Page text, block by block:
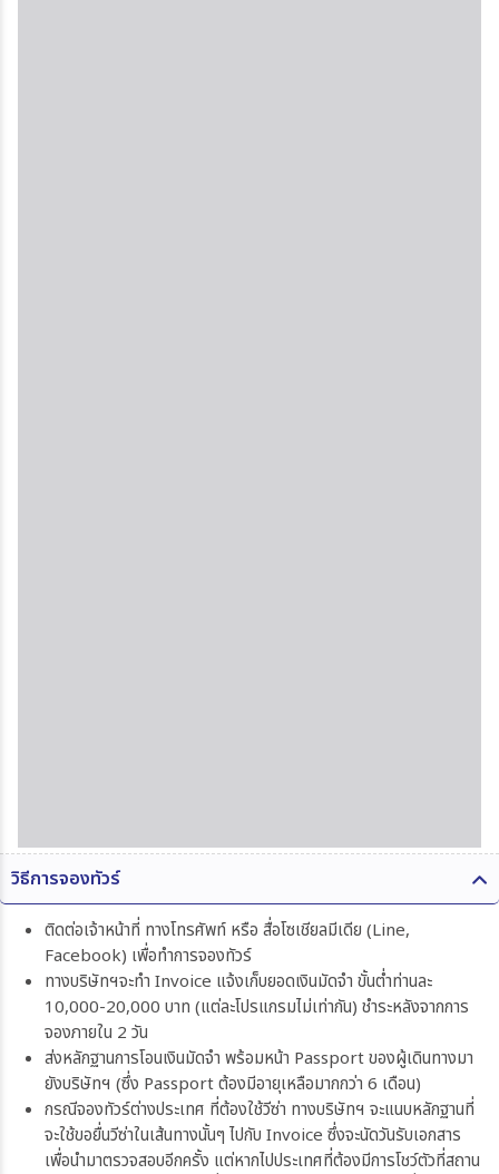
วิธีการจองทัวร์
ติดต่อเจ้าหน้าที่ ทางโทรศัพท์ หรือ สื่อโซเชียลมีเดีย (Line,
Facebook) เพื่อทำการจองทัวร์
ทางบริษัทฯจะทำ Invoice แจ้งเก็บยอดเงินมัดจำ ขั้นต่ำท่านละ
10,000-20,000 บาท (แต่ละโปรแกรมไม่เท่ากัน) ชำระหลังจากการ
จองภายใน 2 วัน
ส่งหลักฐานการโอนเงินมัดจำ พร้อมหน้า Passport ของผู้เดินทางมา
ยังบริษัทฯ (ซึ่ง Passport ต้องมีอายุเหลือมากกว่า 6 เดือน)
กรณีจองทัวร์ต่างประเทศ ที่ต้องใช้วีซ่า ทางบริษัทฯ จะแนบหลักฐานที่
จะใช้ขอยื่นวีซ่าในเส้นทางนั้นๆ ไปกับ Invoice ซึ่งจะนัดวันรับเอกสาร
เพื่อนำมาตรวจสอบอีกครั้ง แต่หากไปประเทศที่ต้องมีการโชว์ตัวที่สถาน